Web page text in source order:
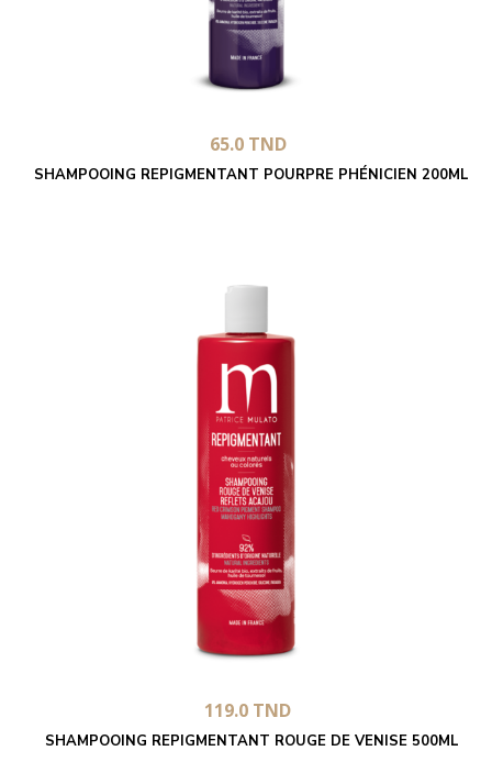
SHAMPOOING REPIGMENTANT POURPRE PHÉNICIEN 200ML
65.0TND
SHAMPOOING REPIGMENTANT ROUGE DE VENISE 500ML
119.0 TND